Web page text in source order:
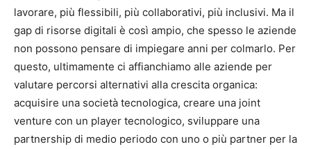
lavorare, più flessibili, più collaborativi, più inclusivi. Ma il
gap di risorse digitali è così ampio, che spesso le aziende
non possono pensare di impiegare anni per colmarlo. Per
questo, ultimamente ci affianchiamo alle aziende per
valutare percorsi alternativi alla crescita organica:
acquisire una società tecnologica, creare una joint
venture con un player tecnologico, sviluppare una
partnership di medio periodo con uno o più partner per la